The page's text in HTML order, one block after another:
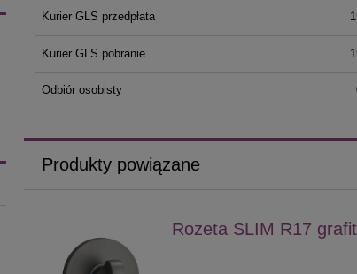
Kurier GLS przedpłata
Kurier GLS pobranie
Odbiór osobisty
Produkty powiązane
Rozeta SLIM R17